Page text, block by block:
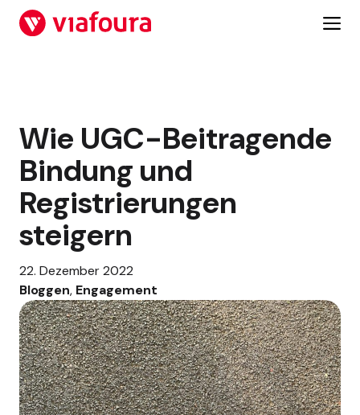
Inhalt
Wie UGC-Beitragende
Bindung und
Registrierungen
steigern
22. Dezember 2022
Bloggen, Engagement